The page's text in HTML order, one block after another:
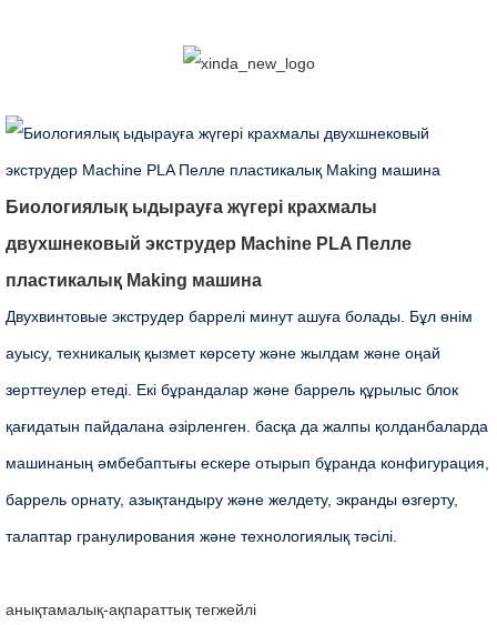
Биологиялық ыдырауға жүгері крахмалы
двухшнековый экструдер Machine PLA Пелле
пластикалық Making машина
Двухвинтовые экструдер баррелі минут ашуға болады. Бұл өнім
ауысу, техникалық қызмет көрсету және жылдам және оңай
зерттеулер етеді. Екі бұрандалар және баррель құрылыс блок
қағидатын пайдалана әзірленген. басқа да жалпы қолданбаларда
машинаның әмбебаптығы ескере отырып бұранда конфигурация,
баррель орнату, азықтандыру және желдету, экранды өзгерту,
талаптар гранулирования және технологиялық тәсілі.
анықтамалық-ақпараттық тегжейлі